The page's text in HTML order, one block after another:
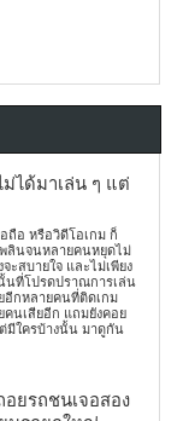
ม่ได้มาเล่น ๆ แต่
ถือ หรือวิดีโอเกม ก็
พลินจนหลายคนหยุดไม่
ะสบายใจ และไม่เพียง
นที่โปรดปราณการเล่น
อีกหลายคนที่ติดเกม
คนเสียอีก แถมยังคอย
มีใครบ้างนั้น มาดูกัน
อยรถชนเจอสอง